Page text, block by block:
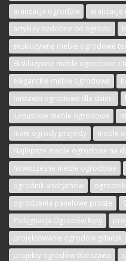
aranżacja ogrodów
artykuły ozdobne do ogrodu
ekskluzywne meble ogrodowe
Ekskluzywne meble ogrodowe z
eleganckie meble ogrodowe
huśtawki ogrodowe dla dzieci
luksusowe meble ogrodowe
małe ogrody projekty
meble
Najlepsze meble ogrodowe na
nowoczesne meble ogrodowe
ogrodnik andrychów
ogrodzenia panelowe proste
Pielęgnacja Ogrodów Kęty
projektowanie ogrodów gdańsk
projekty ogrodów Warszawa